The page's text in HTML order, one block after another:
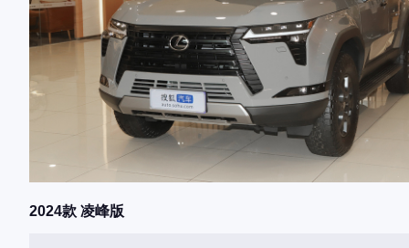
2024款 凌峰版